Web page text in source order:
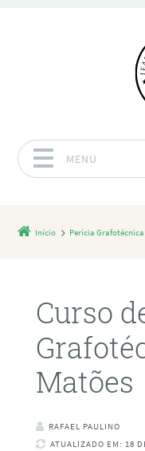
MENU
Início Perícia Grafotécnica
Curso
Matões
RAFAEL PAULINO
ATUALIZADO EM: 18